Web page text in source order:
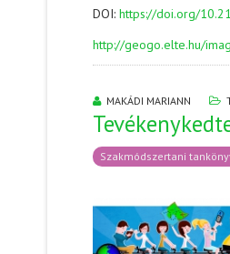
DOI: https://doi.org/
http://geogo.elte.hu/
MAKÁDI MARIANN
Szakmódszertani